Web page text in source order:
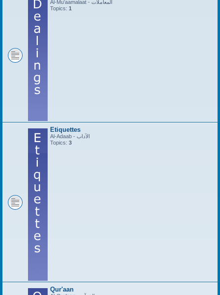
Al-Mu'aamalaat - المعاملات
Topics: 1
Etiquettes
Al-Adaab - الآداب
Topics: 3
Qur'aan